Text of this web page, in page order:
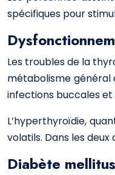
spécifiques pour
Les troubles de la
métabolisme général
infections buccales
L’hyperthyroïdie,
volatils. Dans les
Diabète